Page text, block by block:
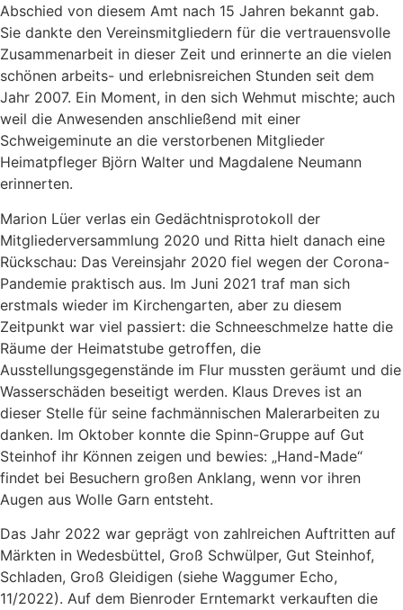
Abschied von diesem Amt nach 15 Jahren bekannt gab.
Sie dankte den Vereinsmitgliedern für die vertrauensvolle
Zusammenarbeit in dieser Zeit und erinnerte an die vielen
schönen arbeits- und erlebnisreichen Stunden seit dem
Jahr 2007. Ein Moment, in den sich Wehmut mischte; auch
weil die Anwesenden anschließend mit einer
Schweigeminute an die verstorbenen Mitglieder
Heimatpfleger Björn Walter und Magdalene Neumann
erinnerten.
Marion Lüer verlas ein Gedächtnisprotokoll der
Mitgliederversammlung 2020 und Ritta hielt danach eine
Rückschau: Das Vereinsjahr 2020 fiel wegen der Corona-
Pandemie praktisch aus. Im Juni 2021 traf man sich
erstmals wieder im Kirchengarten, aber zu diesem
Zeitpunkt war viel passiert: die Schneeschmelze hatte die
Räume der Heimatstube getroffen, die
Ausstellungsgegenstände im Flur mussten geräumt und die
Wasserschäden beseitigt werden. Klaus Dreves ist an
dieser Stelle für seine fachmännischen Malerarbeiten zu
danken. Im Oktober konnte die Spinn-Gruppe auf Gut
Steinhof ihr Können zeigen und bewies: „Hand-Made“
findet bei Besuchern großen Anklang, wenn vor ihren
Augen aus Wolle Garn entsteht.
Das Jahr 2022 war geprägt von zahlreichen Auftritten auf
Märkten in Wedesbüttel, Groß Schwülper, Gut Steinhof,
Schladen, Groß Gleidigen (siehe Waggumer Echo,
11/2022). Auf dem Bienroder Erntemarkt verkauften die